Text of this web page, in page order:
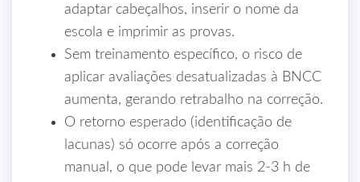
adaptar cabeçalhos, inserir o nome da
escola e imprimir as provas.
Sem treinamento específico, o risco de
aplicar avaliações desatualizadas à BNCC
aumenta, gerando retrabalho na correção.
O retorno esperado (identificação de
lacunas) só ocorre após a correção
manual, o que pode levar mais 2‑3 h de